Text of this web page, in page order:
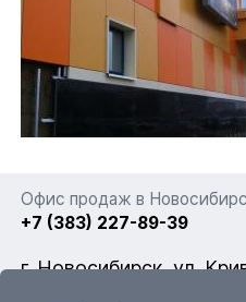
Офис продаж в
+7 (383) 227-89-39
г. Новосибирск, ул.